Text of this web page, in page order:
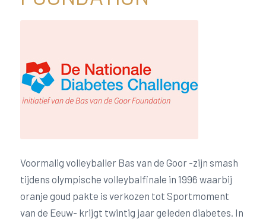
Voormalig volleyballer Bas van de Goor -zijn smash
tijdens olympische volleybalfinale in 1996 waarbij
oranje goud pakte is verkozen tot Sportmoment
van de Eeuw- krijgt twintig jaar geleden diabetes. In